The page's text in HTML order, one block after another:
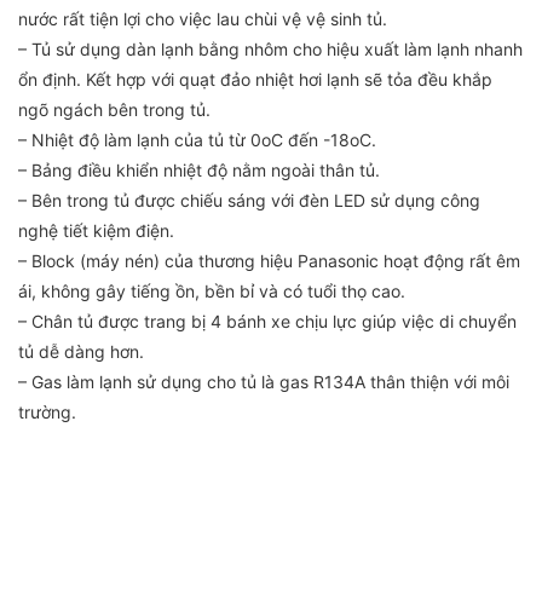
nước rất tiện lợi cho việc lau chùi vệ vệ sinh tủ.
– Tủ sử dụng dàn lạnh bằng nhôm cho hiệu xuất làm lạnh nhanh
ổn định. Kết hợp với quạt đảo nhiệt hơi lạnh sẽ tỏa đều khắp
ngõ ngách bên trong tủ.
– Nhiệt độ làm lạnh của tủ từ 0oC đến -18oC.
– Bảng điều khiển nhiệt độ nằm ngoài thân tủ.
– Bên trong tủ được chiếu sáng với đèn LED sử dụng công
nghệ tiết kiệm điện.
– Block (máy nén) của thương hiệu Panasonic hoạt động rất êm
ái, không gây tiếng ồn, bền bỉ và có tuổi thọ cao.
– Chân tủ được trang bị 4 bánh xe chịu lực giúp việc di chuyển
tủ dễ dàng hơn.
– Gas làm lạnh sử dụng cho tủ là gas R134A thân thiện với môi
trường.